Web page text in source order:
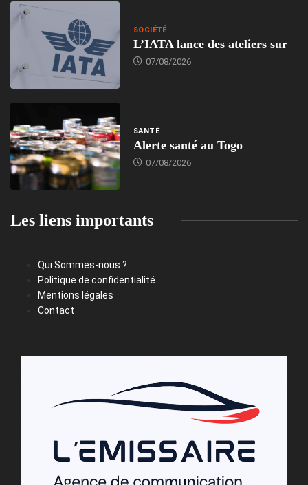
SOCIÉTÉ
L’IATA lance des ateliers sur
07/08/2026
SANTÉ
Alerte santé au Togo
07/08/2026
Les liens importants
Qui Sommes-nous ?
Politique de confidentialité
Mentions légales
Contact